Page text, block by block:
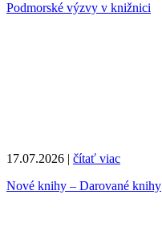
Podmorské výzvy v knižnici
17.07.2026 | čítať viac
Nové knihy – Darované knihy